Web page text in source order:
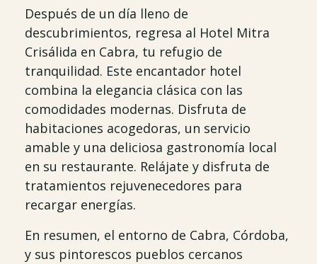
Después de un día lleno de
descubrimientos, regresa al Hotel Mitra
Crisálida en Cabra, tu refugio de
tranquilidad. Este encantador hotel
combina la elegancia clásica con las
comodidades modernas. Disfruta de
habitaciones acogedoras, un servicio
amable y una deliciosa gastronomía local
en su restaurante. Relájate y disfruta de
tratamientos rejuvenecedores para
recargar energías.
En resumen, el entorno de Cabra, Córdoba,
y sus pintorescos pueblos cercanos